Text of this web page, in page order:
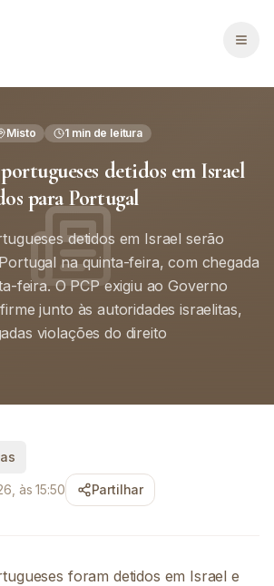
Misto 1 min de leitura
detidos em Israel
para Portugal
detidos em Israel serão
na quinta-feira, com chegada
feira. O PCP exigiu ao Governo
junto às autoridades israelitas,
violações do direito
às 15:50 Partilhar
foram detidos em Israel e